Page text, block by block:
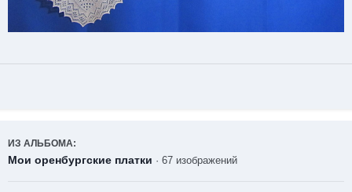
ИЗ АЛЬБОМА:
Мои оренбургские платки · 67 изображений